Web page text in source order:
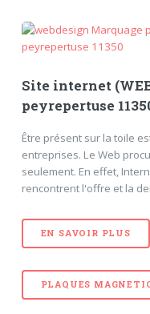
Site internet
peyrepertuse
Être présent sur la toile
entreprises. Le Web
seulement. En effet,
rencontrent l'offre et la
EN SAVOIR PLUS
PLAQUES